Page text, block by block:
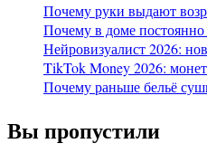
Почему руки выдают
Почему в доме
Нейровизуалист 2026:
TikTok Money 2026:
Почему раньше бельё
Вы пропустили